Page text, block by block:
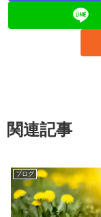
関連記事
ブログ